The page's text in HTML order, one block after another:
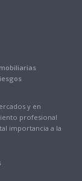
y en
profesional
importancia a la